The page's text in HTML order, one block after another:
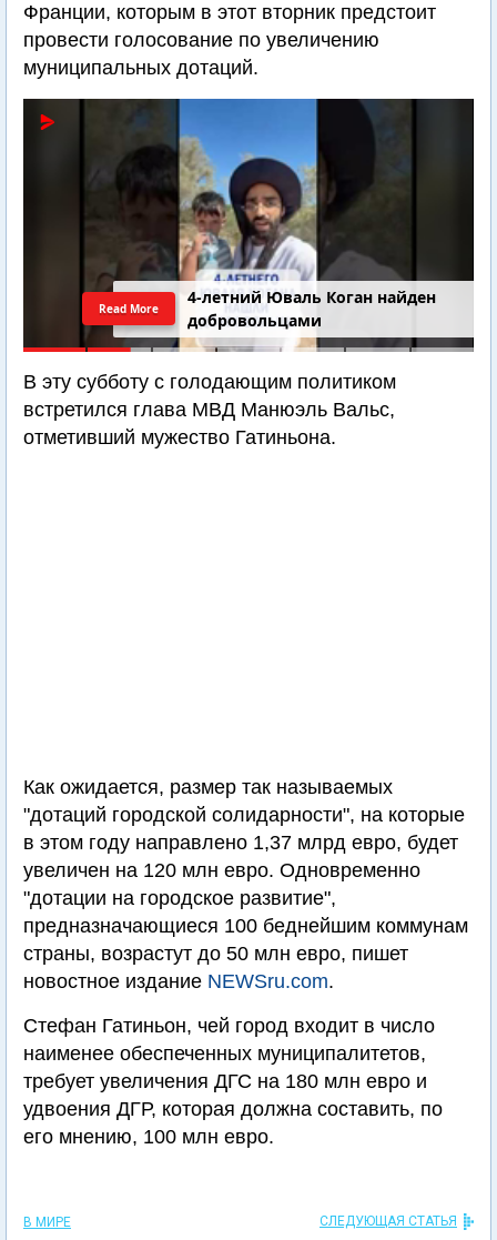
Франции, которым в этот вторник предстоит
провести голосование по увеличению
муниципальных дотаций.
4-летний Юваль Коган найден
добровольцами
Read More
В эту субботу с голодающим политиком
встретился глава МВД Манюэль Вальс,
отметивший мужество Гатиньона.
Как ожидается, размер так называемых
"дотаций городской солидарности", на которые
в этом году направлено 1,37 млрд евро, будет
увеличен на 120 млн евро. Одновременно
"дотации на городское развитие",
предназначающиеся 100 беднейшим коммунам
страны, возрастут до 50 млн евро, пишет
новостное издание NEWSru.com.
Стефан Гатиньон, чей город входит в число
наименее обеспеченных муниципалитетов,
требует увеличения ДГС на 180 млн евро и
удвоения ДГР, которая должна составить, по
его мнению, 100 млн евро.
В МИРЕ СЛЕДУЮЩАЯ СТАТЬЯ